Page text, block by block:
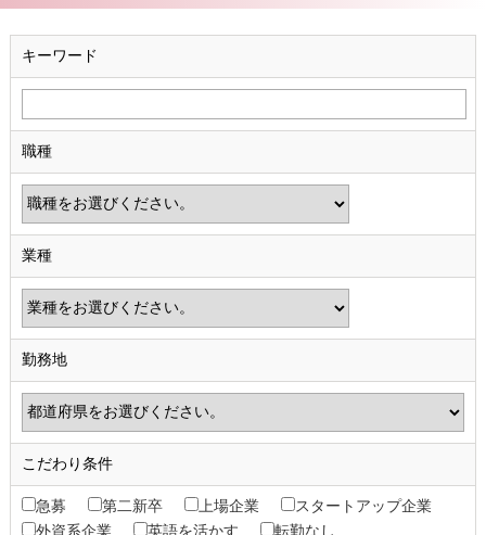
キーワード
職種
業種
勤務地
こだわり条件
急募 第二新卒 上場企業
スタートアップ企業
外資系企業
英語を活かす
転勤なし